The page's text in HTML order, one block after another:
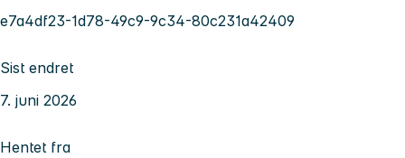
e7a4df23-1d78-49c9-9c34-80c231a42409
Sist endret
7. juni 2026
Hentet fra